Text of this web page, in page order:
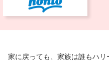
家に戻っても、家族は誰もハ